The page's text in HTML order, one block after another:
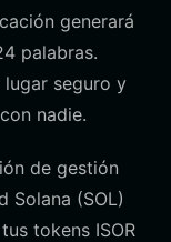
generará
palabras.
lugar seguro y
nadie.
de gestión
Solana (SOL)
tokens ISOR